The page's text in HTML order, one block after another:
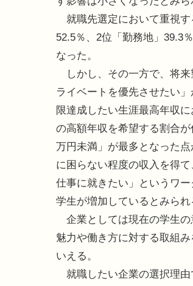
就職先選定において重視す
52.5％、2位「勤務地」39.3
なった。
しかし、その一方で、将
ライベートを優先させたい
限達成したい生涯最高年収
の高額年収を希望する割合
万円未満」が最多となった
に困らない程度の収入を得
仕事に就きたい」というワ
学生が増加しているとみられ
企業としては現在の学生
魅力や働き方に対する取組
いえる。
就職したい企業の選択理由